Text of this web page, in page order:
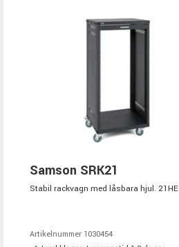
Samson SRK21
Stabil rackvagn med låsbara hjul. 21HE
Artikelnummer 1030454